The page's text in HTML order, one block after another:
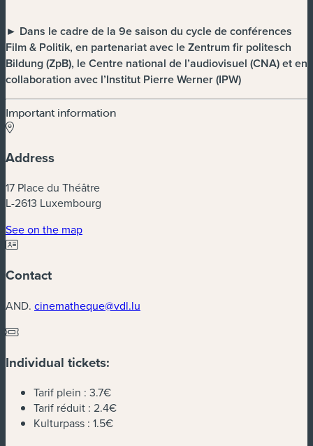
► Dans le cadre de la 9e saison du cycle de conférences
Film & Politik, en partenariat avec le Zentrum fir politesch
Bildung (ZpB), le Centre national de l’audiovisuel (CNA) et en
collaboration avec l’Institut Pierre Werner (IPW)
Important information
Address
17 Place du Théâtre
L-2613 Luxembourg
See on the map(new window)
Contact
AND. cinematheque@vdl.lu
Individual tickets:
Tarif plein : 3.7€
Tarif réduit : 2.4€
Kulturpass : 1.5€